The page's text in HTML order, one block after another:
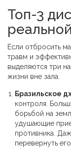
Топ-3
Если отбросить
травм и
выделяются три
жизни вне зала.
Бразильское
контроля.
борьбой на
удушающие
противника.
перевернуть